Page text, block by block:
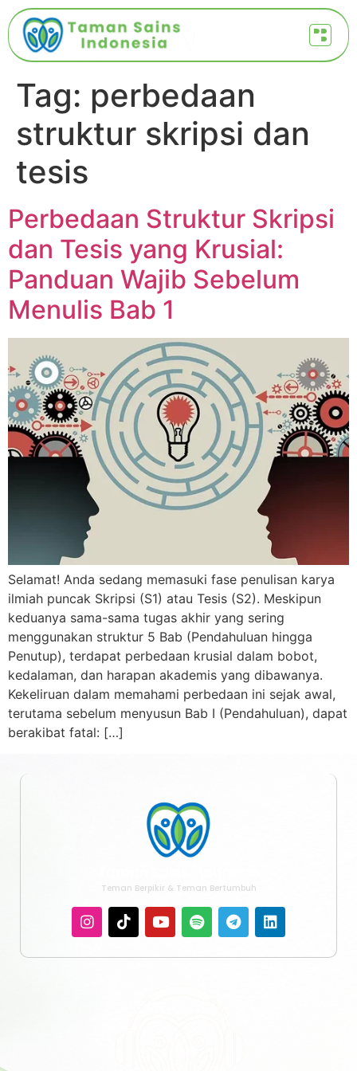
Tag: perbedaan
struktur skripsi dan
tesis
Perbedaan Struktur Skripsi
dan Tesis yang Krusial:
Panduan Wajib Sebelum
Menulis Bab 1
Selamat! Anda sedang memasuki fase penulisan karya
ilmiah puncak Skripsi (S1) atau Tesis (S2). Meskipun
keduanya sama-sama tugas akhir yang sering
menggunakan struktur 5 Bab (Pendahuluan hingga
Penutup), terdapat perbedaan krusial dalam bobot,
kedalaman, dan harapan akademis yang dibawanya.
Kekeliruan dalam memahami perbedaan ini sejak awal,
terutama sebelum menyusun Bab I (Pendahuluan), dapat
berakibat fatal: […]
Teman Berpikir & Teman Bertumbuh